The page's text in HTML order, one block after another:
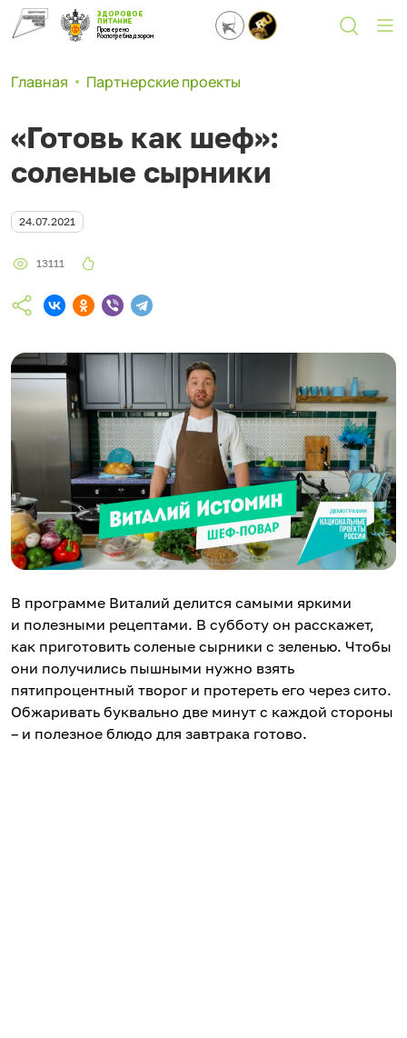
ЗДОРОВОЕ
ПИТАНИЕ
Проверено
Роспотребнадзором
Главная Партнерские проекты
«Готовь как шеф»:
соленые сырники
24.07.2021
13111
В программе Виталий делится самыми яркими
и полезными рецептами. В субботу он расскажет,
как приготовить соленые сырники с зеленью. Чтобы
они получились пышными нужно взять
пятипроцентный творог и протереть его через сито.
Обжаривать буквально две минут с каждой стороны
– и полезное блюдо для завтрака готово.